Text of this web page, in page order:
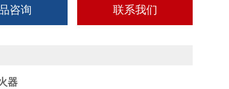
咨询 联系我们
器